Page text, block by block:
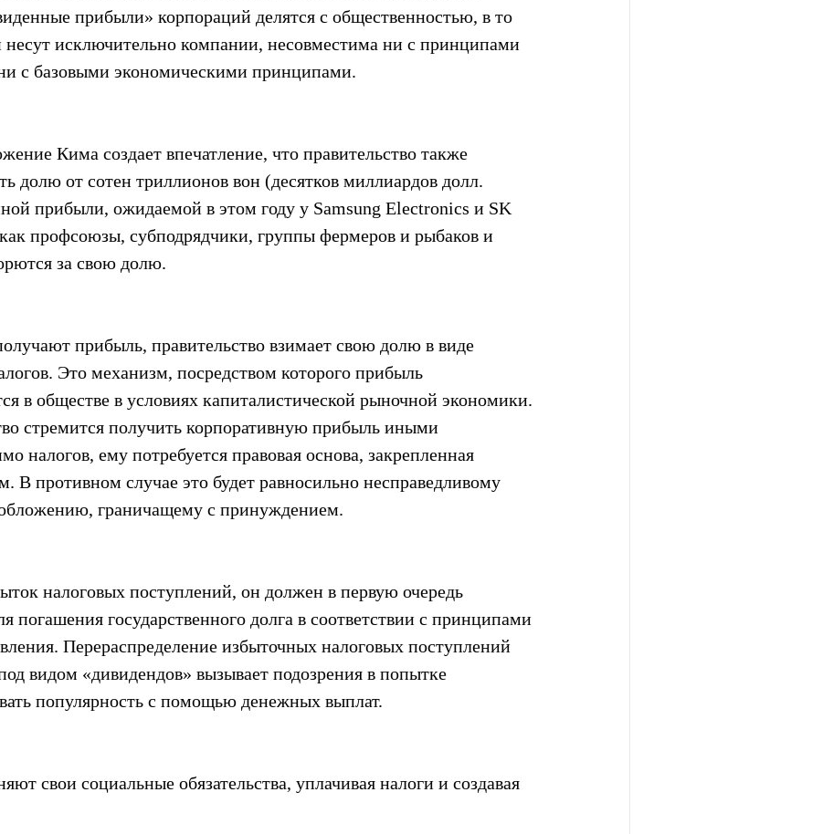
прибыли» корпораций делятся с общественностью, в то
несут исключительно компании, несовместима ни с принципами
с базовыми экономическими принципами.
Кима создает впечатление, что правительство также
долю от сотен триллионов вон (десятков миллиардов долл.
прибыли, ожидаемой в этом году у Samsung Electronics и SK
профсоюзы, субподрядчики, группы фермеров и рыбаков и
за свою долю.
прибыль, правительство взимает свою долю в виде
Это механизм, посредством которого прибыль
в обществе в условиях капиталистической рыночной экономики.
стремится получить корпоративную прибыль иными
налогов, ему потребуется правовая основа, закрепленная
В противном случае это будет равносильно несправедливому
граничащему с принуждением.
налоговых поступлений, он должен в первую очередь
погашения государственного долга в соответствии с принципами
Перераспределение избыточных налоговых поступлений
видом «дивидендов» вызывает подозрения в попытке
популярность с помощью денежных выплат.
свои социальные обязательства, уплачивая налоги и создавая